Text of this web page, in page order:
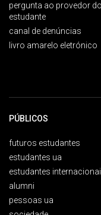
pergunta ao provedor do
estudante
canal de denúncias
livro amarelo eletrónico
PÚBLICOS
futuros estudantes
estudantes ua
estudantes
alumni
pessoas ua